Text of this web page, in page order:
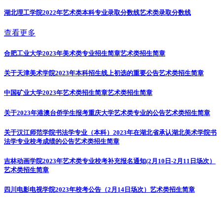
湖北理工学院2022年艺术类本科专业录取分数线艺术类录取分数线
查看更多
合肥工业大学2023年美术类专业招生简章艺术类招生简章
关于天津美术学院2023年本科招生线上初选的重要公告艺术类招生简章
中国矿业大学2023年艺术类招生简章艺术类招生简章
关于2023年港澳台侨学生报考重庆大学艺术类专业的公告艺术类招生简章
关于汉江师范学院书法学专业（本科）2023年在湖北省承认湖北美术学院书
法学专业校考成绩的公告艺术类招生简章
吉林动画学院2023年艺术类专业校考补充报名通知(2月10日-2月11日场次）
艺术类招生简章
四川电影电视学院2023年校考公告（2月14日场次） 艺术类招生简章